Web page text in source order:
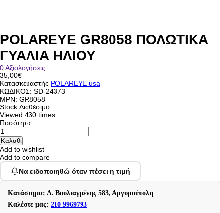
POLAREYE GR8058 ΠΟΛΩΤΙΚΑ
ΓΥΑΛΙΑ ΗΛΙΟΥ
0 Αξιολογήσεις
35,00€
Κατασκευαστής POLAREYE usa
ΚΩΔΙΚΟΣ: SD-24373
MPN: GR8058
Stock Διαθέσιμο
Viewed 430 times
Ποσότητα
Add to wishlist
Add to compare
Να ειδοποιηθώ όταν πέσει η τιμή
Κατάστημα: Λ. Βουλιαγμένης 583, Αργυρούπολη
Καλέστε μας: 210 9969793